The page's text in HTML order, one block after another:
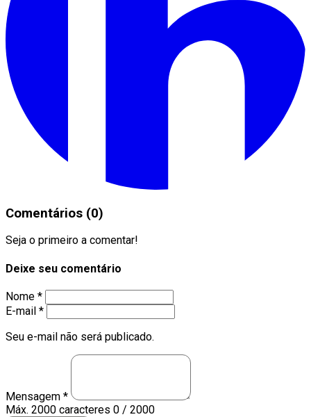
Comentários (0)
Seja o primeiro a comentar!
Deixe seu comentário
Nome *
E-mail *
Seu e-mail não será publicado.
Mensagem *
Máx. 2000 caracteres 0 / 2000